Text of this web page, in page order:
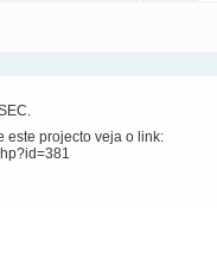
este projecto veja o link: